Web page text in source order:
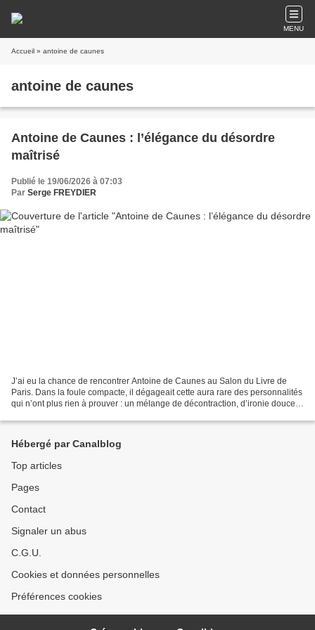
MENU
Accueil » antoine de caunes
antoine de caunes
Antoine de Caunes : l’élégance du désordre
maîtrisé
Publié le 19/06/2026 à 07:03
Par Serge FREYDIER
J’ai eu la chance de rencontrer Antoine de Caunes au Salon du Livre de
Paris. Dans la foule compacte, il dégageait cette aura rare des personnalités
qui n’ont plus rien à prouver : un mélange de décontraction, d’ironie douce
Hébergé par Canalblog
Top articles
Pages
Contact
Signaler un abus
C.G.U.
Cookies et données personnelles
Préférences cookies